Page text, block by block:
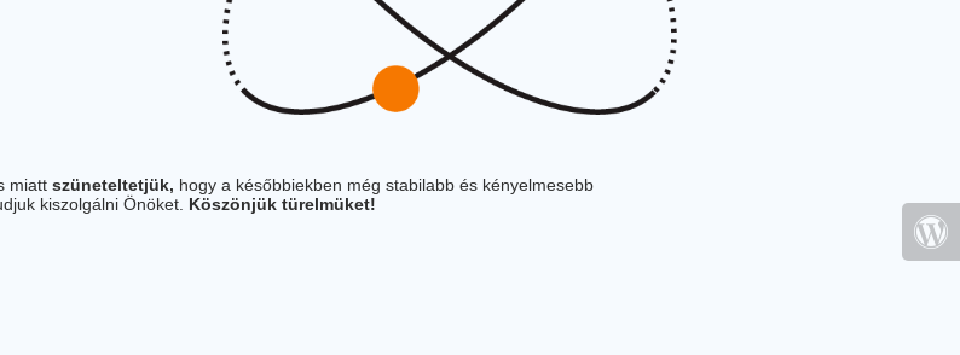
miatt szüneteltetjük, hogy a későbbiekben még stabilabb és kényelmesebb
kiszolgálni Önöket. Köszönjük türelmüket!